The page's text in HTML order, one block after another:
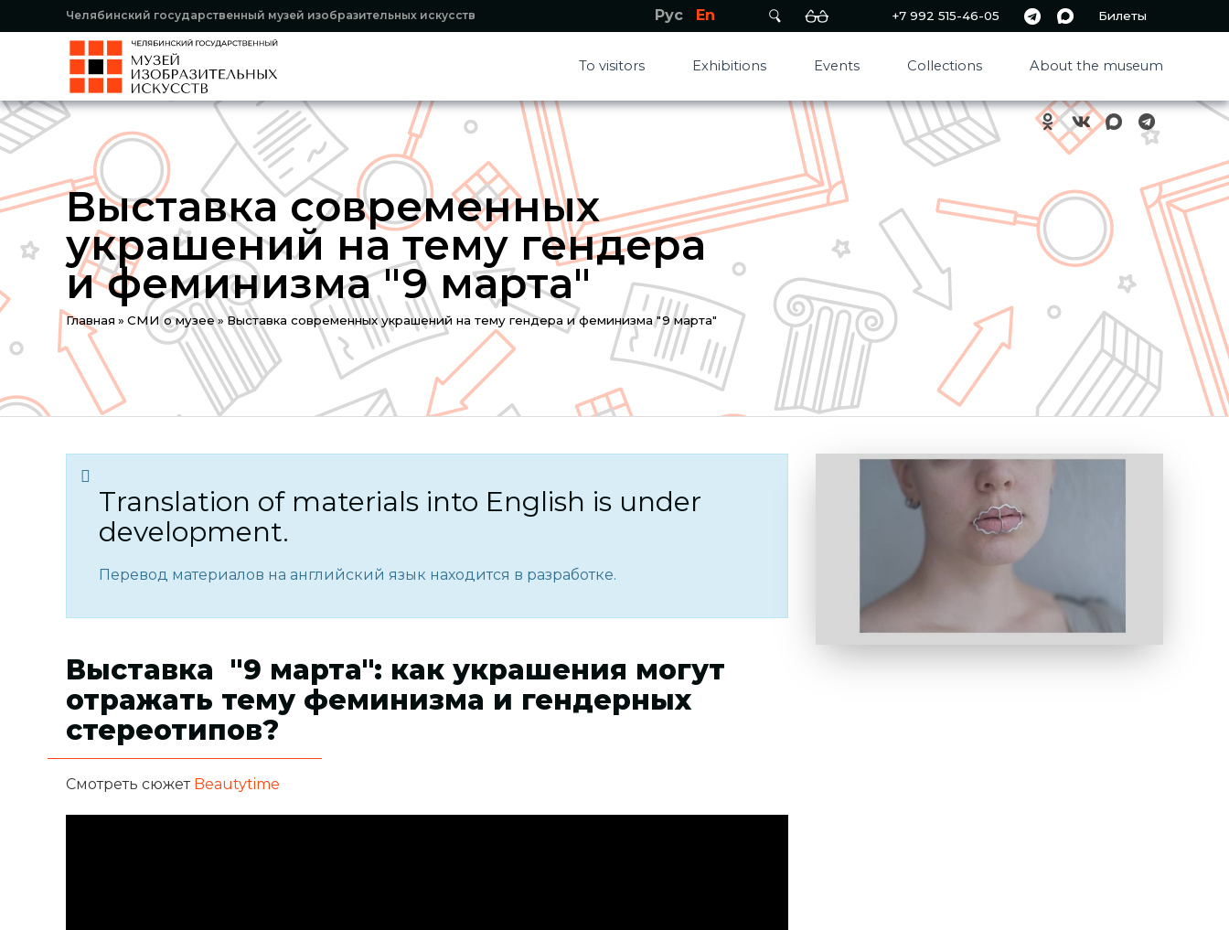
Челябинский государственный музей изобразительных искусств +7 992 515-46-05 Билеты
Рус En
To visitors Exhibitions Events Collections About the museum
Выставка современных
украшений на тему гендера
и феминизма​ "9 марта"
You
are
here
Главная » СМИ о музее» Выставка современных украшений на тему гендера и феминизма​ "9 марта"
Translation of materials into English is under
development.
Перевод материалов на английский язык находится в разработке.
Выставка ​ "9 марта": как украшения могут
отражать тему феминизма и гендерных
стереотипов?
Смотреть сюжет Beautytime